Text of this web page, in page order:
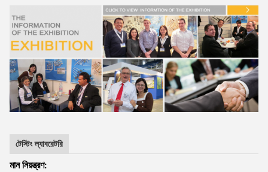
টেস্টিং ল্যাবরেটরি
মান নিয়ন্ত্রণ: